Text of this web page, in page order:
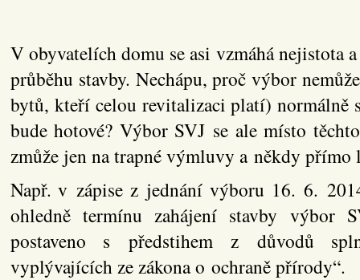
V obyvatelích domu se asi vzmáhá nejistota
průběhu stavby. Nechápu, proč výbor
bytů, kteří celou revitalizaci platí) normálně
bude hotové? Výbor SVJ se ale místo
zmůže jen na trapné výmluvy a někdy přímo
Např. v zápise z jednání výboru 16. 6.
ohledně termínu zahájení stavby výbor
postaveno s předstihem z důvodů
vyplývajících ze zákona o ochraně přírody“.